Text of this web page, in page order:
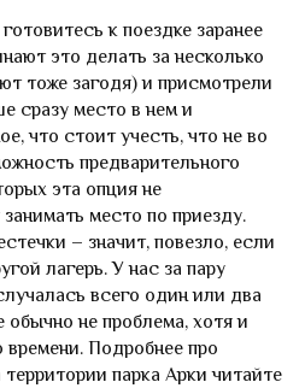
к поездке заранее
это делать за несколько
тоже загодя) и присмотрели
сразу место в нем и
что стоит учесть, что не во
предварительного
эта опция не
место по приезду.
– значит, повезло, если
лагерь. У нас за пару
всего один или два
обычно не проблема, хотя и
времени. Подробнее про
парка Арки читайте